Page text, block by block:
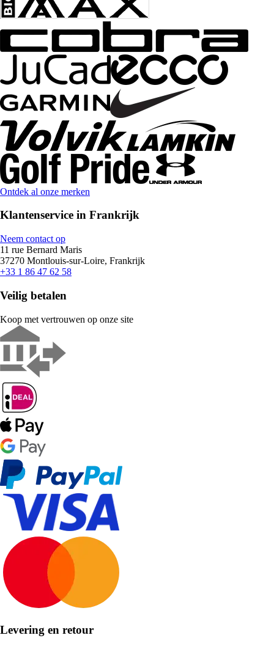
Ontdek al onze merken
Klantenservice in Frankrijk
Neem contact op
11 rue Bernard Maris
37270 Montlouis-sur-Loire, Frankrijk
+33 1 86 47 62 58
Veilig betalen
Koop met vertrouwen op onze site
Levering en retour